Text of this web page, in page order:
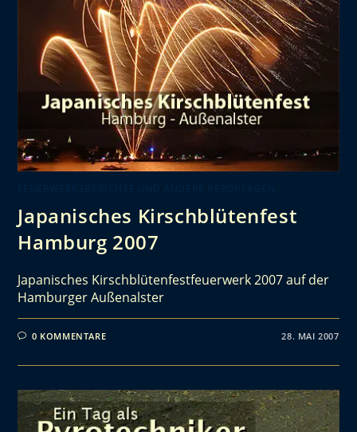
Japanisches Kirschblütenfest
Hamburg 2007
Japanisches Kirschblütenfestfeuerwerk 2007 auf der
Hamburger Außenalster
0 KOMMENTARE 28. MAI 2007